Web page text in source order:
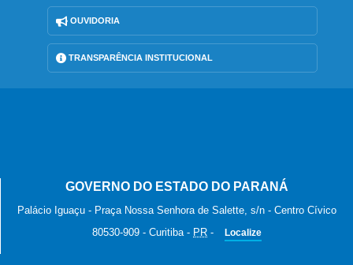
OUVIDORIA
TRANSPARÊNCIA INSTITUCIONAL
GOVERNO DO ESTADO DO PARANÁ
Palácio Iguaçu - Praça Nossa Senhora de Salette, s/n - Centro Cívico
80530-909 - Curitiba- PR - Localize